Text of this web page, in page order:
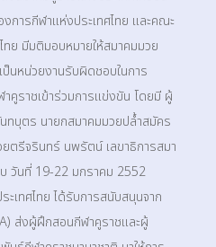
การกีฬาแห่งประเทศไทย และคณะ
ทย มีมติมอบหมายให้สมาคมมวย
ป็นหน่วยงานรับผิดชอบในการ
คูราชเข้าร่วมการแข่งขัน โดยมี ผู้
ทบุตร นายกสมาคมมวยปล้ำสมัคร
ยตรีจรินทร์ นพรัตน์ เลขาธิการสมา
วันที่ 19-22 มกราคม 2552
เทศไทย ได้รับการสนับสนุนจาก
ส่งผู้ฝึกสอนกีฬาคูราชและผู้